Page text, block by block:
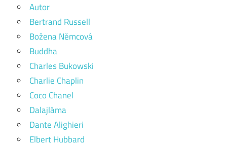
Autor
Bertrand Russell
Božena Němcová
Buddha
Charles Bukowski
Charlie Chaplin
Coco Chanel
Dalajláma
Dante Alighieri
Elbert Hubbard